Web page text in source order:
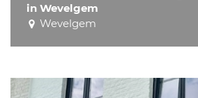
in Wevelgem
Wevelgem